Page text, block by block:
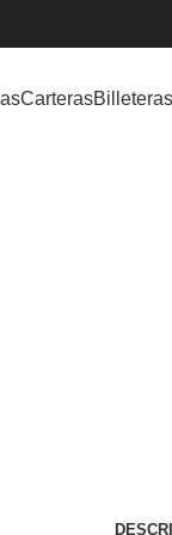
CarterasBilleteras